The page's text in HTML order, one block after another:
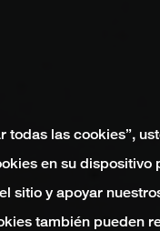
todas las cookies”,
en su dispositivo
sitio y apoyar
también pueden